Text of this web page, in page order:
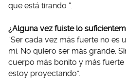
que está tirando “.
¿Alguna vez fuiste lo
“Ser cada vez más fuerte no es
mí. No quiero ser más grande.
cuerpo más bonito y más
estoy proyectando”.